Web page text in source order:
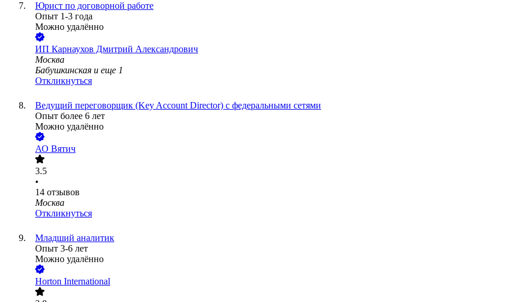
Юрист по договорной работе
Опыт 1-3 года
Можно удалённо
ИП Карнаухов Дмитрий Александрович
Москва
Бабушкинская и еще 1
Откликнуться
Ведущий переговорщик (Key Account Director) с федеральными сетями
Опыт более 6 лет
Можно удалённо
АО Вятич
3.5
•
14 отзывов
Москва
Откликнуться
Младший аналитик
Опыт 3-6 лет
Можно удалённо
Horton International